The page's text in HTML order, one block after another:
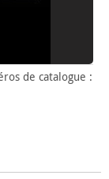
de catalogue :